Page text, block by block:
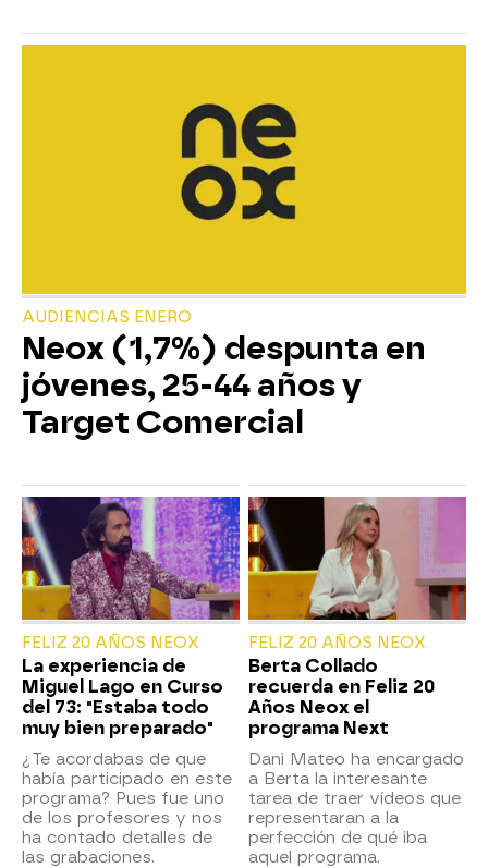
AUDIENCIAS ENERO
Neox (1,7%) despunta en
jóvenes, 25-44 años y
Target Comercial
FELIZ 20 AÑOS NEOX
La experiencia de
Miguel Lago en Curso
del 73: "Estaba todo
muy bien preparado"
¿Te acordabas de que
había participado en este
programa? Pues fue uno
de los profesores y nos
ha contado detalles de
las grabaciones.
FELIZ 20 AÑOS NEOX
Berta Collado
recuerda en Feliz 20
Años Neox el
programa Next
Dani Mateo ha encargado
a Berta la interesante
tarea de traer vídeos que
representaran a la
perfección de qué iba
aquel programa.